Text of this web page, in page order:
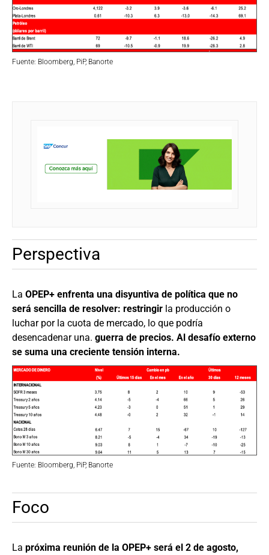
Fuente: Bloomberg, PiP, Banorte
Perspectiva
La OPEP+ enfrenta una disyuntiva de política que no
será sencilla de resolver: restringir la producción o
luchar por la cuota de mercado, lo que podría
desencadenar una. guerra de precios. Al desafío externo
se suma una creciente tensión interna.
Fuente: Bloomberg, PiP, Banorte
Foco
La próxima reunión de la OPEP+ será el 2 de agosto,